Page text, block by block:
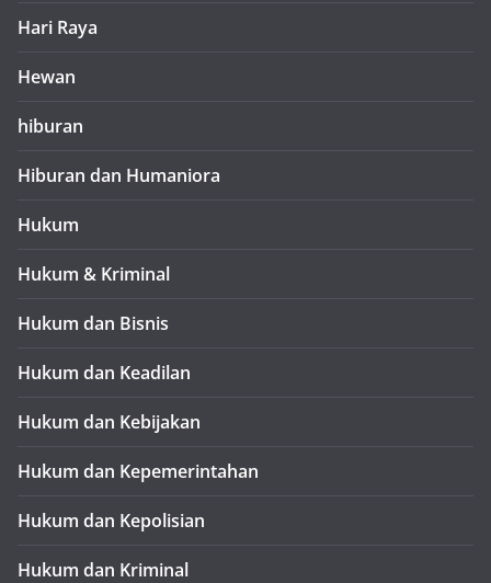
Hari Raya
Hewan
hiburan
Hiburan dan Humaniora
Hukum
Hukum & Kriminal
Hukum dan Bisnis
Hukum dan Keadilan
Hukum dan Kebijakan
Hukum dan Kepemerintahan
Hukum dan Kepolisian
Hukum dan Kriminal